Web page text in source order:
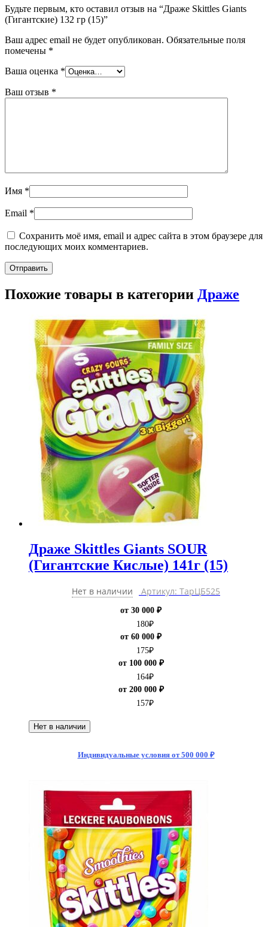
Будьте первым, кто оставил отзыв на “Драже Skittles Giants
(Гигантские) 132 гр (15)”
Ваш адрес email не будет опубликован. Обязательные поля
помечены *
Ваша оценка *
Ваш отзыв *
Имя *
Email *
Сохранить моё имя, email и адрес сайта в этом браузере для
последующих моих комментариев.
Похожие товары в категории Драже
Драже Skittles Giants SOUR
(Гигантские Кислые) 141г (15)
Нет в наличии Артикул: ТарЦБ525
от 30 000 ₽
180₽
от 60 000 ₽
175₽
от 100 000 ₽
164₽
от 200 000 ₽
157₽
Нет в наличии
Индивидуальные условия от 500 000 ₽